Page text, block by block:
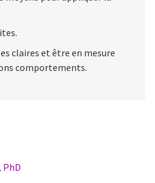
PhD
claires et être en mesure
comportements.